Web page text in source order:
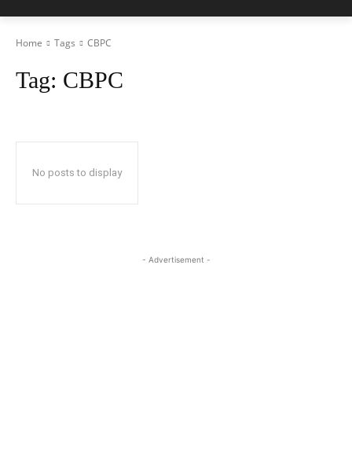
Home Tags CBPC
Tag: CBPC
No posts to display
- Advertisement -